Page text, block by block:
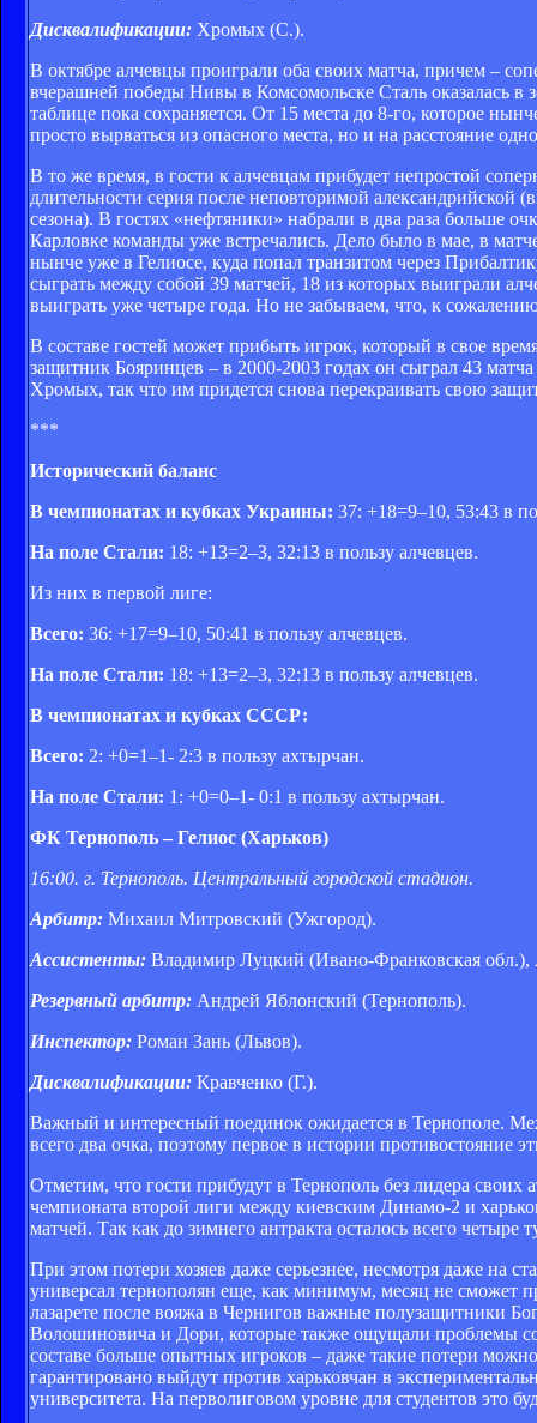
Дисквалификации: Хромых (С.).
В октябре алчевцы проиграли оба своих матча, причем –
вчерашней победы Нивы в Комсомольске Сталь оказалась в
таблице пока сохраняется. От 15 места до 8-го, которое
просто вырваться из опасного места, но и на расстояние
В то же время, в гости к алчевцам прибудет непростой
длительности серия после неповторимой александрийской
сезона). В гостях «нефтяники» набрали в два раза больше
Карловке команды уже встречались. Дело было в мае, в
нынче уже в Гелиосе, куда попал транзитом через
сыграть между собой 39 матчей, 18 из которых выиграли
выиграть уже четыре года. Но не забываем, что, к
В составе гостей может прибыть игрок, который в свое
защитник Бояринцев – в 2000-2003 годах он сыграл 43
Хромых, так что им придется снова перекраивать свою
***
Исторический баланс
В чемпионатах и кубках Украины: 37: +18=9–10, 53:43 в
На поле Стали: 18: +13=2–3, 32:13 в пользу алчевцев.
Из них в первой лиге:
Всего: 36: +17=9–10, 50:41 в пользу алчевцев.
На поле Стали: 18: +13=2–3, 32:13 в пользу алчевцев.
В чемпионатах и кубках СССР:
Всего: 2: +0=1–1- 2:3 в пользу ахтырчан.
На поле Стали: 1: +0=0–1- 0:1 в пользу ахтырчан.
ФК Тернополь – Гелиос (Харьков)
16:00. г. Тернополь. Центральный городской стадион.
Арбитр: Михаил Митровский (Ужгород).
Ассистенты: Владимир Луцкий (Ивано-Франковская
Резервный арбитр: Андрей Яблонский (Тернополь).
Инспектор: Роман Зань (Львов).
Дисквалификации: Кравченко (Г.).
Важный и интересный поединок ожидается в Тернополе.
всего два очка, поэтому первое в истории противостояние
Отметим, что гости прибудут в Тернополь без лидера своих
чемпионата второй лиги между киевским Динамо-2 и
матчей. Так как до зимнего антракта осталось всего
При этом потери хозяев даже серьезнее, несмотря даже на
универсал тернополян еще, как минимум, месяц не сможет
лазарете после вояжа в Чернигов важные полузащитники
Волошиновича и Дори, которые также ощущали проблемы со
составе больше опытных игроков – даже такие потери
гарантировано выйдут против харьковчан в
университета. На перволиговом уровне для студентов это